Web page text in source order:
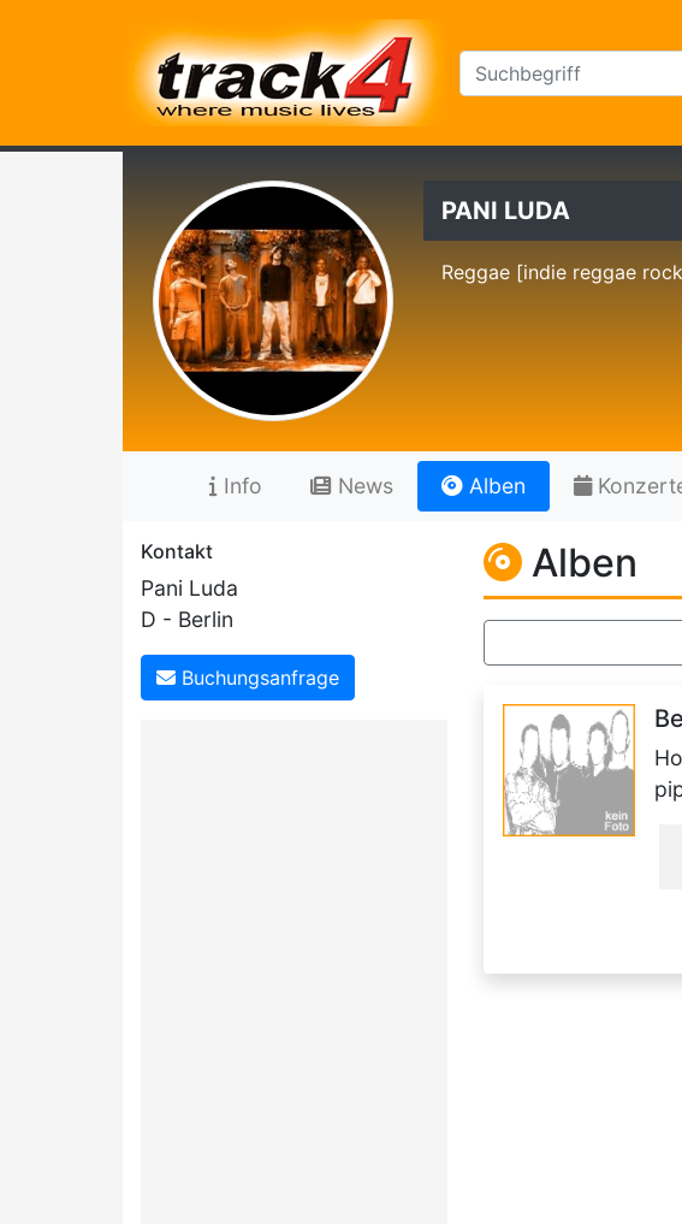
PANI LUDA
Reggae [indie reggae
Info News Alben
Kontakt
Pani Luda
D - Berlin
Buchungsanfrage
Alben